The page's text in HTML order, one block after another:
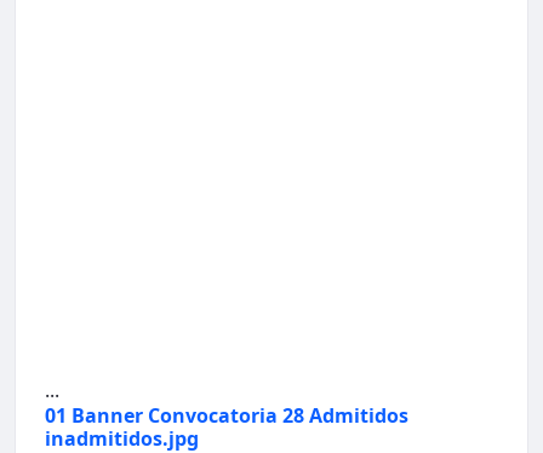
...
01 Banner Convocatoria 28 Admitidos
inadmitidos.jpg